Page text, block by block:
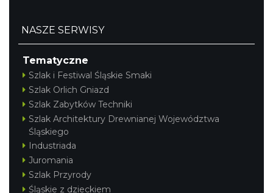
NASZE SERWISY
Tematyczne
Szlak i Festiwal Śląskie Smaki
Szlak Orlich Gniazd
Szlak Zabytków Techniki
Szlak Architektury Drewnianej Województwa
Śląskiego
Industriada
Juromania
Szlak Przyrody
Śląskie z dzieckiem